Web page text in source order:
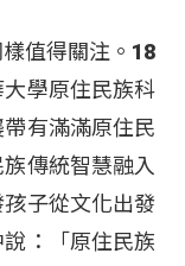
值得關注。18
學原住民族科
有滿滿原住民
傳統智慧融入
子從文化出發
：「原住民族